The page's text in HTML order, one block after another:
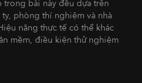
bài này đều dựa trên
phòng thí nghiệm và nhà
năng thực tế có thể khác
mềm, điều kiện thử nghiệm